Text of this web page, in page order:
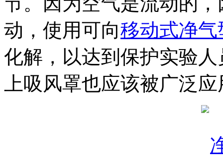
动，使用可向移动式净
化解，以达到保护实验
上吸风罩也应该被广泛